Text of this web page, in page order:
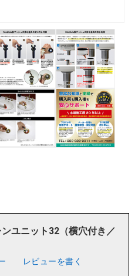
ユニット32（横穴付き／
レビューを書く